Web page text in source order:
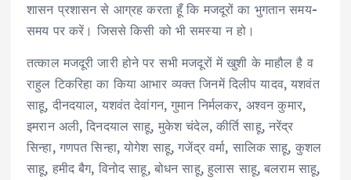
शासन प्रशासन से आग्रह करता हूँ कि मजदूरों का भुगतान समय-
समय पर करें। जिससे किसी को भी समस्या न हो।
तत्काल मजदूरी जारी होने पर सभी मजदूरों में खुशी के माहौल है व
राहुल टिकरिहा का किया आभार व्यक्त जिनमें दिलीप यादव, यशवंत
साहू, दीनदयाल, यशवंत देवांगन, गुमान निर्मलकर, अश्वन कुमार,
इमरान अली, दिनदयाल साहू, मुकेश चंदेल, कीर्ति साहू, नरेंद्र
सिन्हा, गणपत सिन्हा, योगेश साहू, गजेंद्र वर्मा, सालिक साहू, कुशल
साहू, हमीद बैग, विनोद साहू, बोधन साहू, हुलास साहू, बलराम साहू,